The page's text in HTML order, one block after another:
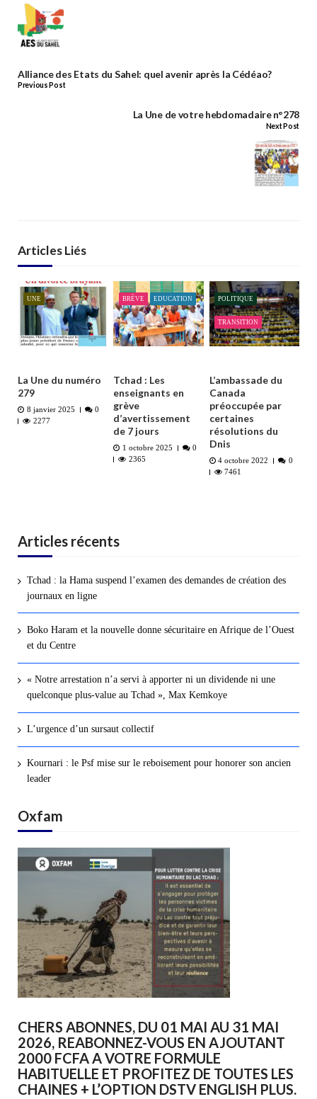
Alliance des Etats du Sahel: quel avenir après la Cédéao?
Previous Post
La Une de votre hebdomadaire n°278
Next Post
Articles Liés
UNE
La Une du numéro
279
8 janvier 2025
0
2277
BRÈVE EDUCATION
Tchad : Les
enseignants en
grève
d’avertissement
de 7 jours
1 octobre 2025
0
2365
POLITIQUE
TRANSITION
L’ambassade du
Canada
préoccupée par
certaines
résolutions du
Dnis
4 octobre 2022
0
7461
Articles récents
Tchad : la Hama suspend l’examen des demandes de création des
journaux en ligne
Boko Haram et la nouvelle donne sécuritaire en Afrique de l’Ouest
et du Centre
« Notre arrestation n’a servi à apporter ni un dividende ni une
quelconque plus-value au Tchad », Max Kemkoye
L’urgence d’un sursaut collectif
Kournari : le Psf mise sur le reboisement pour honorer son ancien
leader
Oxfam
CHERS ABONNES, DU 01 MAI AU 31 MAI
2026, REABONNEZ-VOUS EN AJOUTANT
2000 FCFA A VOTRE FORMULE
HABITUELLE ET PROFITEZ DE TOUTES LES
CHAINES + L’OPTION DSTV ENGLISH PLUS.